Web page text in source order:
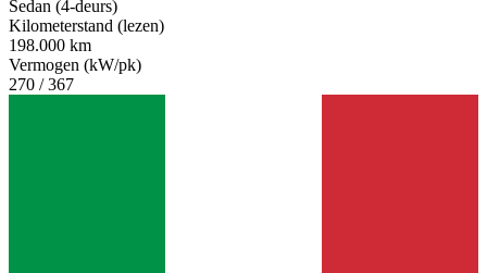
Sedan (4-deurs)
Kilometerstand (lezen)
198.000 km
Vermogen (kW/pk)
270 / 367